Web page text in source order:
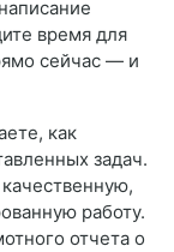
время для
сейчас — и
как
задач.
работу.
отчета о